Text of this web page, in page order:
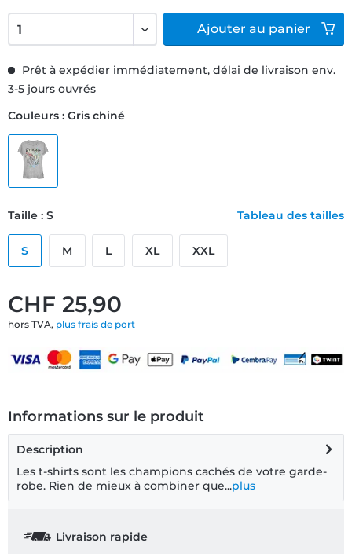
CHF 25,90
hors TVA, plus frais de port
Prêt à expédier immédiatement, délai de livraison env.
3-5 jours ouvrés
Couleurs : Gris chiné
Taille : S Tableau des tailles
S M L XL XXL
Ajouter au panier
Informations sur le produit
Description
Les t-shirts sont les champions cachés de votre garde-
robe. Rien de mieux à combiner que...plus
Livraison rapide